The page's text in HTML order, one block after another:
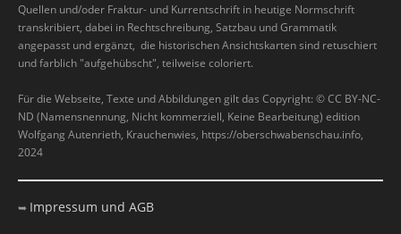
Quellen und/oder Fraktur- und Kurrentschrift in heutige Normschrift
transkribiert, dabei in Rechtschreibung, Satzbau und Grammatik
angepasst und ergänzt, die historischen Ansichtskarten sind retuschiert
und farblich "aufgehübscht", teilweise coloriert.
Für die Webseite, Texte und Abbildungen gilt das Copyright: © CC BY-NC-
ND (Namensnennung, Nicht kommerziell, Keine Bearbeitung) edition
Wolfgang Autenrieth, Krauchenwies, https://oberschwabenschau.info,
2024
➥ Impressum und AGB